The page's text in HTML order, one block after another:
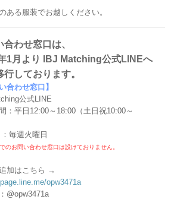
ある服装でお越しください。
合わせ窓口は、
1月より IBJ Matching公式LINEへ
行しております。
合わせ窓口】
公式LINE
：平日12:00～18:00（土日祝10:00～
毎週火曜日
のお問い合わせ窓口は設けておりません。
加はこちら →
opw3471a
@opw3471a